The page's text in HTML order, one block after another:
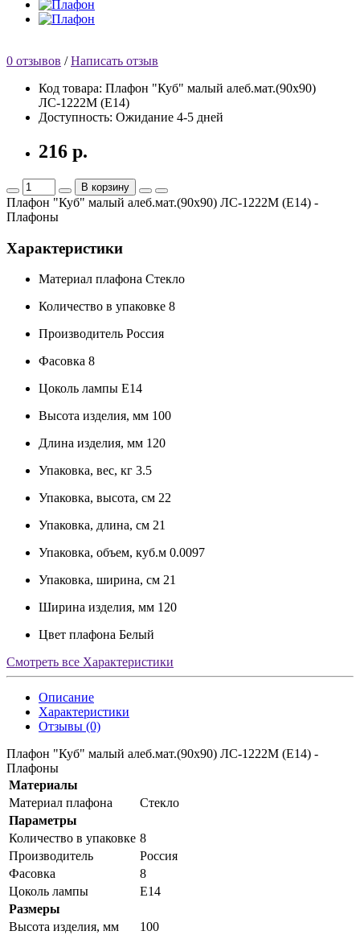
0 отзывов /Написать отзыв
Код товара: Плафон "Куб" малый алеб.мат.(90х90)
ЛС-1222М (Е14)
Доступность: Ожидание 4-5 дней
216 р.
В корзину
Плафон "Куб" малый алеб.мат.(90х90) ЛС-1222М (Е14) -
Плафоны
Характеристики
Материал плафона Стекло
Количество в упаковке 8
Производитель Россия
Фасовка 8
Цоколь лампы E14
Высота изделия, мм 100
Длина изделия, мм 120
Упаковка, вес, кг 3.5
Упаковка, высота, см 22
Упаковка, длина, см 21
Упаковка, объем, куб.м 0.0097
Упаковка, ширина, см 21
Ширина изделия, мм 120
Цвет плафона Белый
Смотреть все Характеристики
Описание
Характеристики
Отзывы (0)
Плафон "Куб" малый алеб.мат.(90х90) ЛС-1222М (Е14) -
Плафоны
Материалы
Материал плафона
Стекло
Параметры
Количество в упаковке 8
Производитель
Россия
Фасовка
8
Цоколь лампы
E14
Размеры
Высота изделия, мм
100